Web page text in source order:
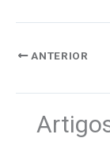
ANTERIOR